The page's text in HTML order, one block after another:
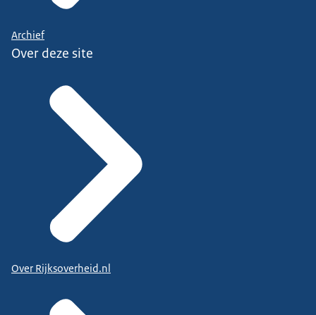
Archief
Over deze site
Over Rijksoverheid.nl